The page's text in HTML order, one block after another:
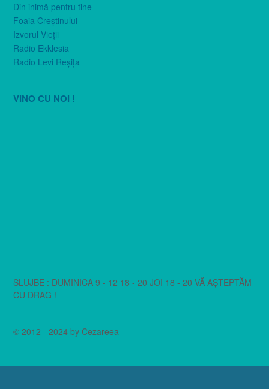
Din inimă pentru tine
Foaia Creştinului
Izvorul Vieţii
Radio Ekklesia
Radio Levi Reşiţa
VINO CU NOI !
SLUJBE : DUMINICA 9 - 12 18 - 20 JOI 18 - 20 VĂ AȘTEPTĂM
CU DRAG !
© 2012 - 2024 by Cezareea